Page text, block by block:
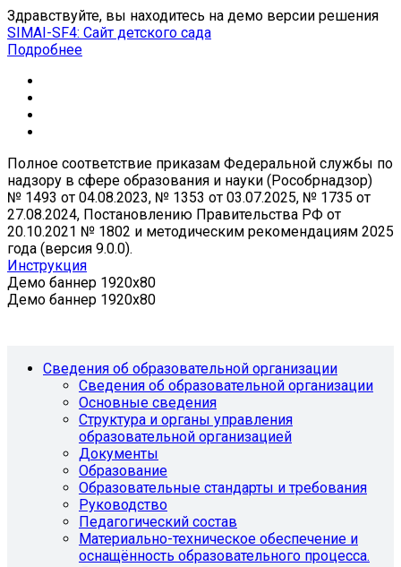
Здравствуйте, вы находитесь на демо версии решения
SIMAI-SF4: Сайт детского сада
Подробнее
Полное соответствие приказам Федеральной службы по
надзору в сфере образования и науки (Рособрнадзор)
№ 1493 от 04.08.2023, № 1353 от 03.07.2025, № 1735 от
27.08.2024, Постановлению Правительства РФ от
20.10.2021 № 1802 и методическим рекомендациям 2025
года (версия 9.0.0).
Инструкция
Демо баннер 1920x80
Демо баннер 1920x80
Сведения об образовательной организации
Сведения об образовательной организации
Основные сведения
Структура и органы управления
образовательной организацией
Документы
Образование
Образовательные стандарты и требования
Руководство
Педагогический состав
Материально-техническое обеспечение и
оснащённость образовательного процесса.